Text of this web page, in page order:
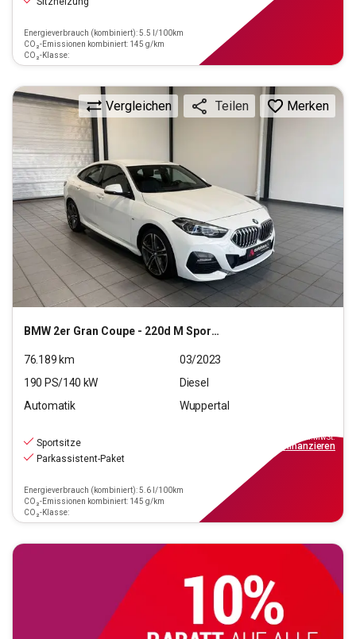
Energieverbrauch (kombiniert): 5.5 l/100km
CO₂-Emissionen kombiniert: 145 g/km
CO₂-Klasse:
BMW 2er Gran Coupe - 220d M Sport (EURO 6d)
Vergleichen Teilen Merken
76.189 km
03/2023
190 PS/140 kW
Diesel
Automatik
Wuppertal
Sportsitze
Parkassistent-Paket
Energieverbrauch (kombiniert): 5.6 l/100km
CO₂-Emissionen kombiniert: 145 g/km
CO₂-Klasse:
inkl.MwSt.
finanzieren